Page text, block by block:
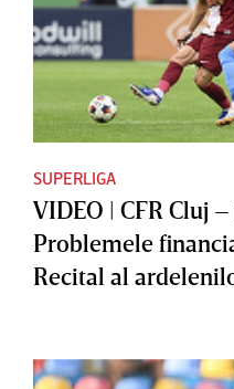
SUPERLIGA
VIDEO | CFR Cluj
Problemele
Recital al